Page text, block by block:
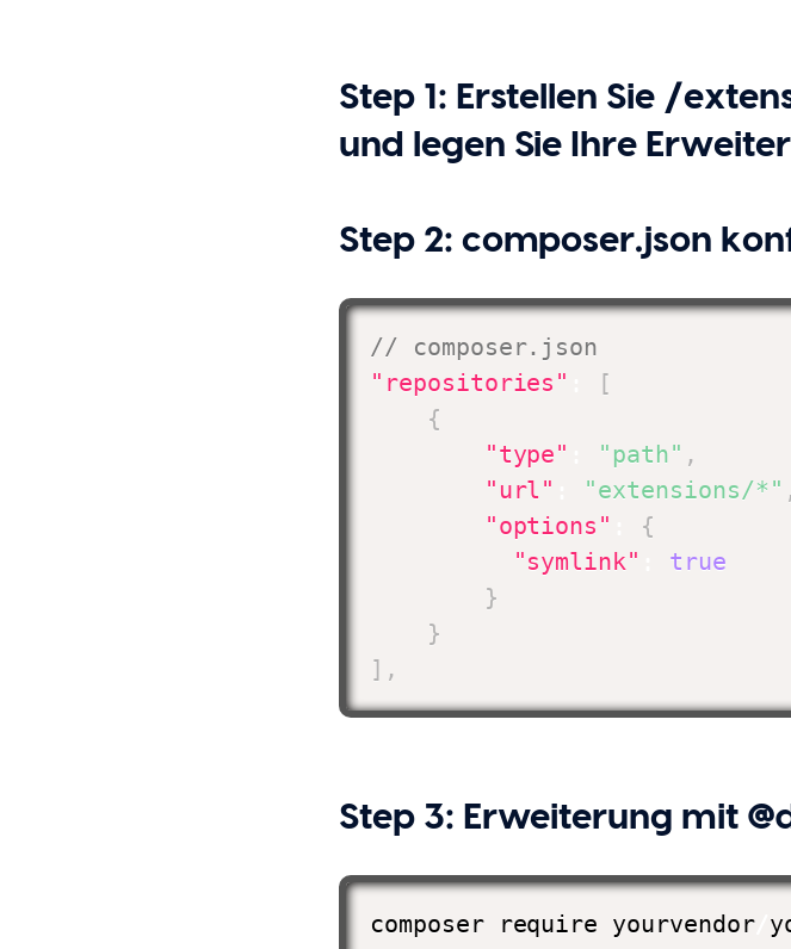
Step 1: Erstellen Sie /
und legen Sie Ihre
Step 2: composer.json
// composer.json
"repositories"
[
{
"type"
"path" ,
"url"
"extensions/*" ,
"options"
{
"symlink"
true
}
}
] ,
Step 3: Erweiterung mit
composer require yourvendor/